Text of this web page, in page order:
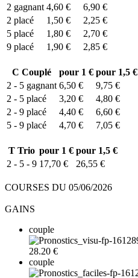
2 gagnant 4,60 €
6,90 €
2 placé 1,50 €
2,25 €
5 placé 1,80 €
2,70 €
9 placé 1,90 € 2,85 €
C Couplé pour 1 € pour 1,5 €
2 - 5 gagnant 6,50 €
9,75 €
2 - 5 placé 3,20 €
4,80 €
2 - 9 placé 4,40 €
6,60 €
5 - 9 placé 4,70 € 7,05 €
T Trio pour 1 € pour 1,5 €
2 - 5 - 9 17,70 € 26,55 €
COURSES DU 05/06/2026
GAINS
couple
28.20 €
couple